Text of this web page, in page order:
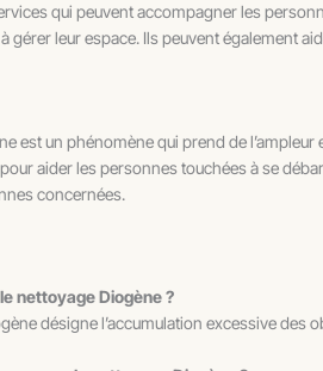
qui peuvent accompagner les
gérer leur espace. Ils peuvent également
est un phénomène qui prend de
aider les personnes touchées à se
concernées.
nettoyage Diogène ?
désigne l’accumulation excessive